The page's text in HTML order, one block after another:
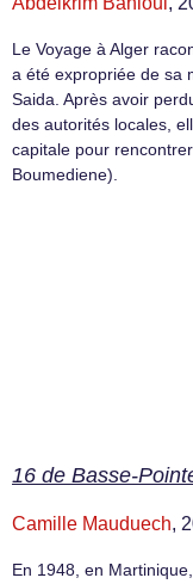
Le Voyage à Alger
a été expropriée de sa
Saida. Après avoir
des autorités locales,
capitale pour
Boumediene).
16 de Basse-
Camille Mauduech,
En 1948, en